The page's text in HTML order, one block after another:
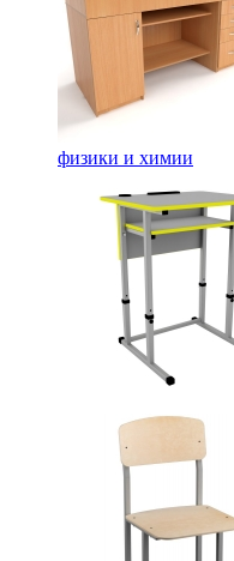
физики и химии